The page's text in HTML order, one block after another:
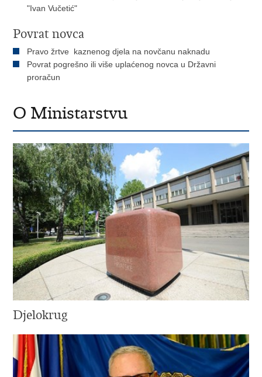
"Ivan Vučetić"
Povrat novca
Pravo žrtve kaznenog djela na novčanu naknadu
Povrat pogrešno ili više uplaćenog novca u Državni
proračun
O Ministarstvu
Djelokrug